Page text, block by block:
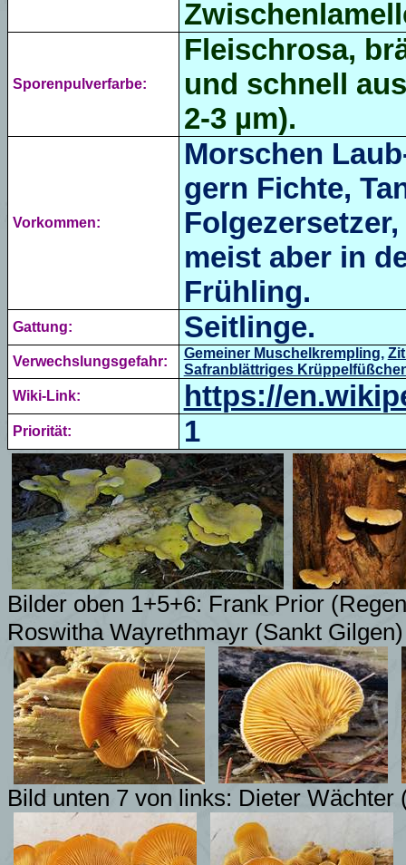
Sporenpulverfarbe:
Fleischrosa,
und schnell
2-3 µm).
Vorkommen:
Morschen
gern Fichte,
meist aber in
Frühling.
Gattung: Seitlinge.
Verwechslungsgefahr:
Gemeiner Muschelkrempling,
Safranblättriges
Wiki-Link:
https://
Priorität: 1
Bilder oben 1+5+6: Frank Prior
Roswitha Wayrethmayr (Sankt
Bild unten 7 von links: Dieter